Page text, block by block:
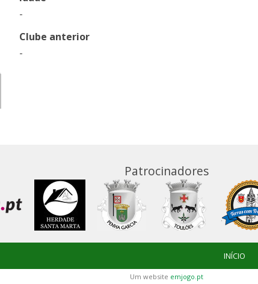
-
Clube anterior
-
Patrocinadores
INÍCIO
Um website emjogo.pt